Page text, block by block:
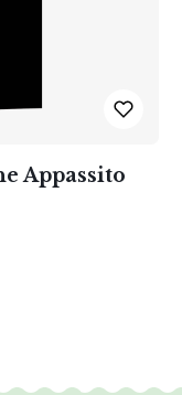
Appassito